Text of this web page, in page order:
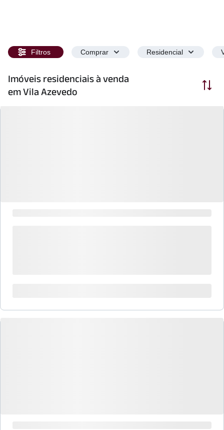
Filtros Comprar Residencial
Imóveis residenciais à venda
em Vila Azevedo
Ordenar